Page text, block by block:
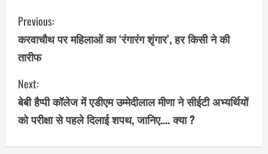
C
o
n
t
i
n
Previous:
करवाचौथ पर महिलाओं का ‘रंगारंग शृंगार’, हर किसी ने की
तारीफ
Next:
बेबी हैप्पी कॉलेज में एडीएम उम्मेदीलाल मीणा ने सीईटी अभ्यर्थियों
को परीक्षा से पहले दिलाई शपथ, जानिए…. क्या ?